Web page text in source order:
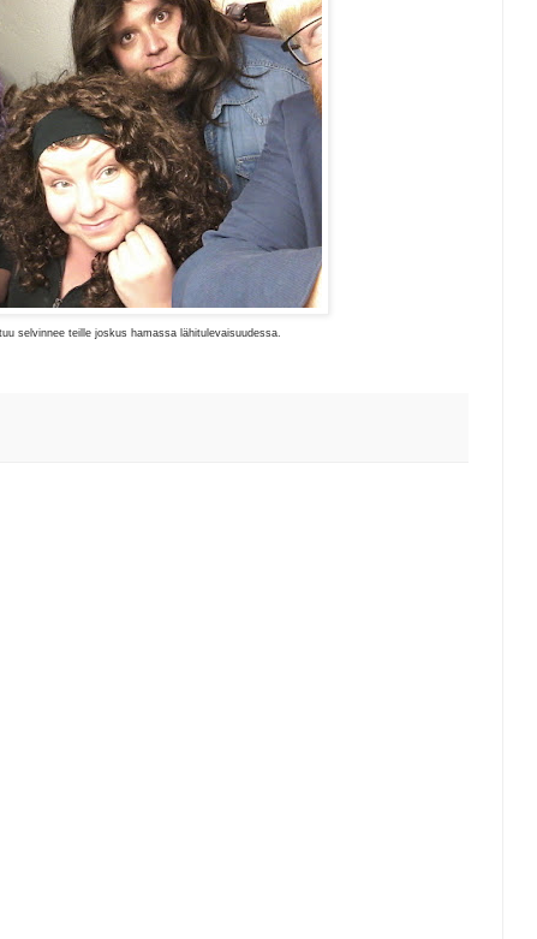
selvinnee teille joskus hamassa lähitulevaisuudessa.